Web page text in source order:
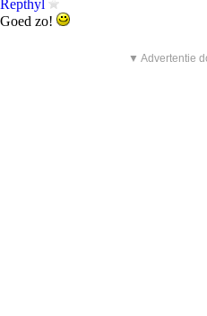
Repthyl
Goed zo!
▼ Advertentie